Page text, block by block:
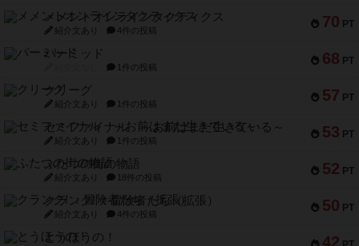
70 PT
メメントオンラインタクティクス
紹介文あり 4件の投稿
68 PT
パーミッド
1件の投稿
57 PT
クリーグ
紹介文あり 1件の投稿
53 PT
セミファイナル ～お前はまだ生きている～
紹介文あり 1件の投稿
52 PT
ふたつの街の物語
紹介文あり 18件の投稿
50 PT
クランク! ：冒険者たち（拡張）
紹介文あり 4件の投稿
42
とうほうの！